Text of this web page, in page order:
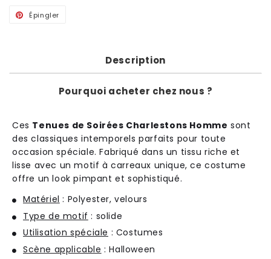
Épingler
Description
Pourquoi acheter chez nous ?
Ces Tenues de Soirées Charlestons Homme sont
des classiques intemporels parfaits pour toute
occasion spéciale. Fabriqué dans un tissu riche et
lisse avec un motif à carreaux unique, ce costume
offre un look pimpant et sophistiqué.
Matériel : Polyester, velours
Type de motif : solide
Utilisation spéciale : Costumes
Scène applicable : Halloween